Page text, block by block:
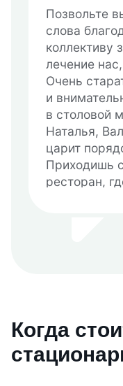
Позвольте
слова
коллективу
лечение
Очень
и
в столовой
Наталья,
царит
Приходишь
ресторан,
наши
терпеливо
любимые
Татьяна,
и строгими,
Когда